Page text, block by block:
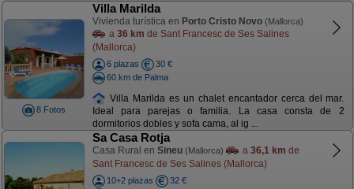
8 Fotos
Villa Marilda
Vivienda turística en Porto Cristo Novo (Mallorca)
a 36 km de Sant Francesc de Ses Salines
(Mallorca)
6 plazas
30 €
60 km de Palma
Villa Marilda es un chalet encantador cerca del mar.
Ideal para parejas o familia. La casa consta de 2
dormitorios dobles y sofa cama, al ig ...
Sa Casa Rotja
Casa Rural en Sineu (Mallorca) a 36,1 km de
Sant Francesc de Ses Salines (Mallorca)
10+2 plazas
32 €